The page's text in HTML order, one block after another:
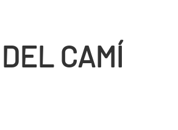
CAMÍ